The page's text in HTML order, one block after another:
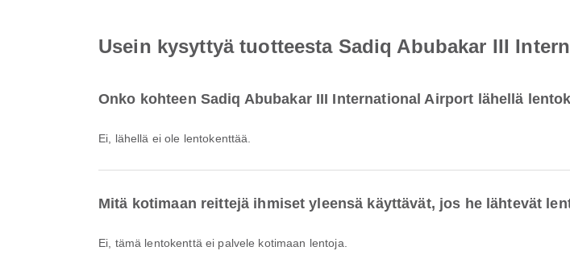
Usein kysyttyä tuotteesta Sadiq Abubakar III
Onko kohteen Sadiq Abubakar III International Airport lähellä
Ei, lähellä ei ole lentokenttää.
Mitä kotimaan reittejä ihmiset yleensä käyttävät, jos he lähtevät
Ei, tämä lentokenttä ei palvele kotimaan lentoja.